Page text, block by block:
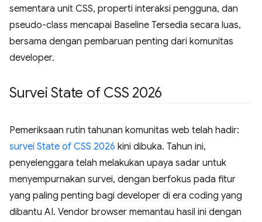
sementara unit CSS, properti interaksi pengguna, dan
pseudo-class mencapai Baseline Tersedia secara luas,
bersama dengan pembaruan penting dari komunitas
developer.
Survei State of CSS 2026
Pemeriksaan rutin tahunan komunitas web telah hadir:
survei State of CSS 2026 kini dibuka. Tahun ini,
penyelenggara telah melakukan upaya sadar untuk
menyempurnakan survei, dengan berfokus pada fitur
yang paling penting bagi developer di era coding yang
dibantu AI. Vendor browser memantau hasil ini dengan